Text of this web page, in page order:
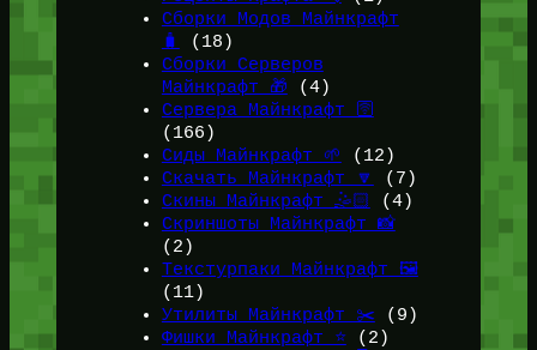
Сборки Модов Майнкрафт
🧳
(18)
Сборки Серверов
Майнкрафт 🎁 (4)
Сервера Майнкрафт 🛜
(166)
Сиды Майнкрафт 🌱
(12)
Скачать Майнкрафт 🔽
(7)
Скины Майнкрафт 🤹🏻
(4)
Скриншоты Майнкрафт 📸
(2)
Текстурпаки Майнкрафт 🖼️
(11)
Утилиты Майнкрафт ✂️ (9)
Фишки Майнкрафт ⭐(2)